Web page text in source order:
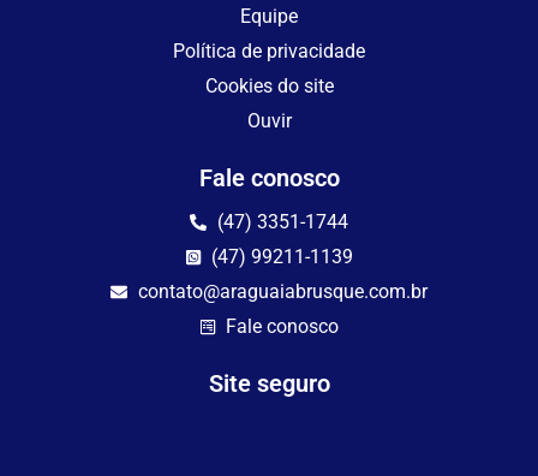
Equipe
Política de privacidade
Cookies do site
Ouvir
Fale conosco
(47) 3351-1744
(47) 99211-1139
contato@araguaiabrusque.com.br
Fale conosco
Site seguro